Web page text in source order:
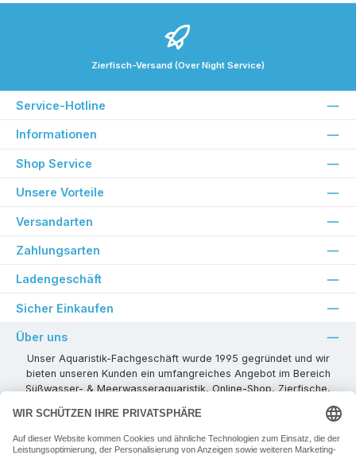
Zierfisch-Versand (Over Night Service)
Service-Hotline
Informationen
Shop Service
Unsere Vorteile
Versandarten
Zahlungsarten
Ladengeschäft
Sicher Einkaufen
Über uns
Unser Aquaristik-Fachgeschäft wurde 1995 gegründet und wir
bieten unseren Kunden ein umfangreiches Angebot im Bereich
Süßwasser- & Meerwasseraquaristik, Online-Shop, Zierfische,
Pflanzen, Aquarienkombinationen, Technikzubehör usw. ! Als
kompetenter Aquaristik-Fachhandelspartner stehen wir Ihnen für
alle Ihre Projekte und Einrichtungs- oder Besatzwünsche zur
Verfügung!